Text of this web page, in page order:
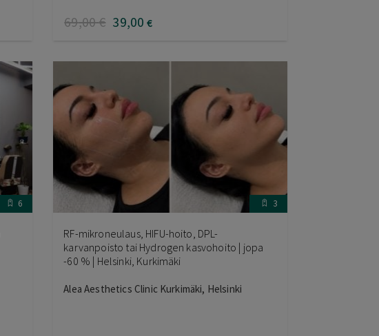
69,00€ 39,00 €
6 3
RF-mikroneulaus, HIFU-hoito, DPL-
karvanpoisto tai Hydrogen kasvohoito | jopa
-60 % | Helsinki, Kurkimäki
Alea Aesthetics Clinic Kurkimäki, Helsinki